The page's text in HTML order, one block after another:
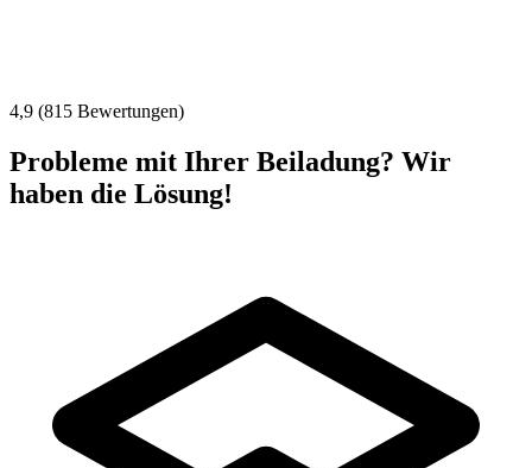
4,9 (815 Bewertungen)
Probleme mit Ihrer Beiladung? Wir
haben die Lösung!